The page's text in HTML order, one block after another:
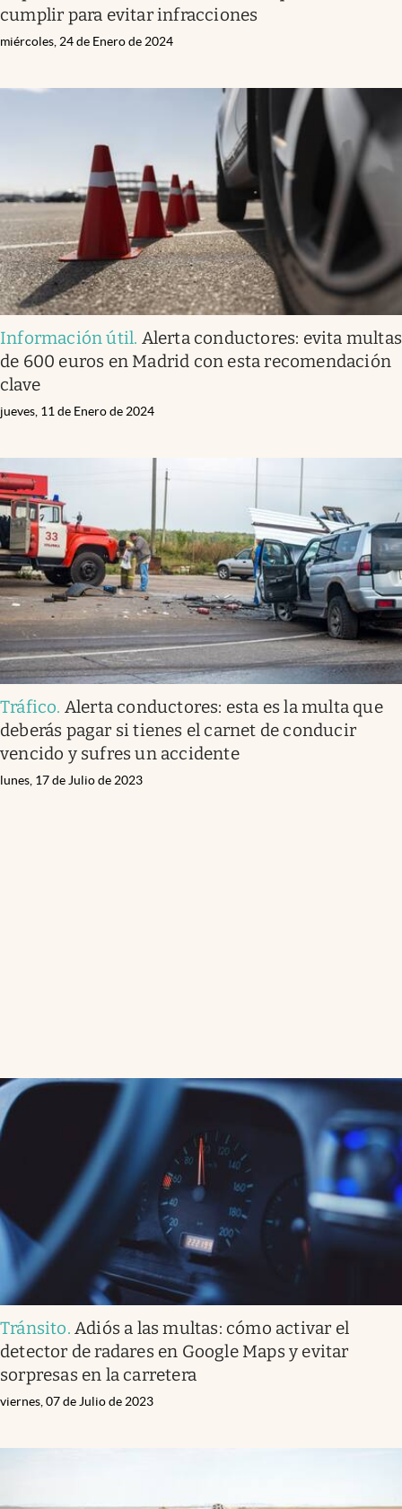
cumplir para evitar infracciones
miércoles, 24 de Enero de 2024
Información útil. Alerta conductores: evita multas
de 600 euros en Madrid con esta recomendación
clave
jueves, 11 de Enero de 2024
Tráfico. Alerta conductores: esta es la multa que
deberás pagar si tienes el carnet de conducir
vencido y sufres un accidente
lunes, 17 de Julio de 2023
Tránsito.Adiós a las multas: cómo activar el
detector de radares en Google Maps y evitar
sorpresas en la carretera
viernes, 07 de Julio de 2023